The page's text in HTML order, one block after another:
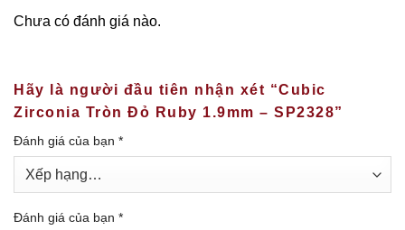
Chưa có đánh giá nào.
Hãy là người đầu tiên nhận xét “Cubic
Zirconia Tròn Đỏ Ruby 1.9mm – SP2328”
Đánh giá của bạn *
Đánh giá của bạn *